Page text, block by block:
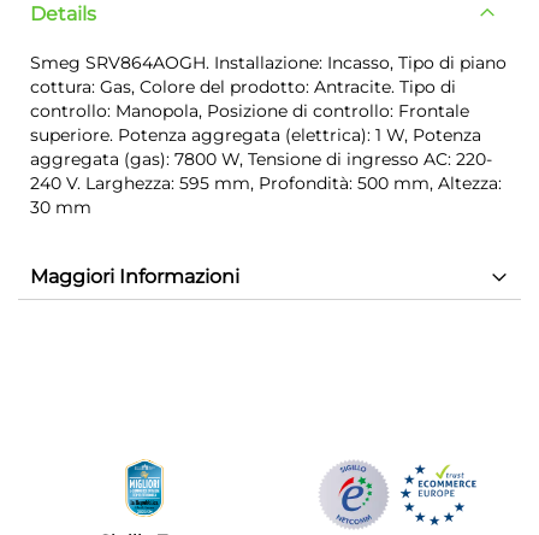
Details
Smeg SRV864AOGH. Installazione: Incasso, Tipo di piano
cottura: Gas, Colore del prodotto: Antracite. Tipo di
controllo: Manopola, Posizione di controllo: Frontale
superiore. Potenza aggregata (elettrica): 1 W, Potenza
aggregata (gas): 7800 W, Tensione di ingresso AC: 220-
240 V. Larghezza: 595 mm, Profondità: 500 mm, Altezza:
30 mm
Maggiori Informazioni